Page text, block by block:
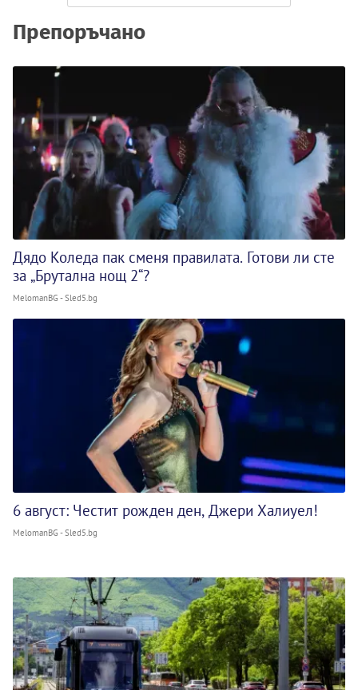
Препоръчано
Дядо Коледа пак сменя правилата. Готови ли сте
за „Брутална нощ 2“?
MelomanBG - Sled5.bg
6 август: Честит рожден ден, Джери Халиуел!
MelomanBG - Sled5.bg